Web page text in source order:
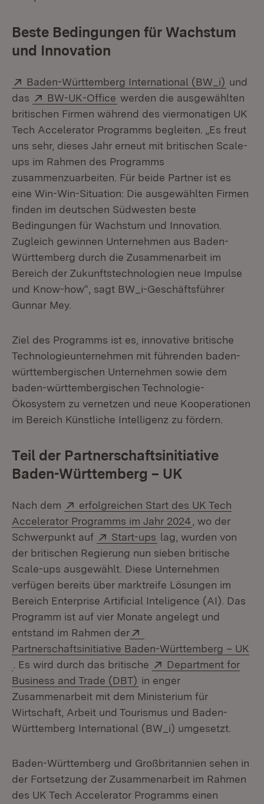
Beste Bedingungen für Wachstum
und Innovation
Extern:
Baden-Württemberg International (BW_i) und
das
Extern:
BW-UK-Office (Öffnet in neuem Fenster)
werden die ausgewählten
britischen Firmen während des viermonatigen UK
Tech Accelerator Programms begleiten. „Es freut
uns sehr, dieses Jahr erneut mit britischen Scale-
ups im Rahmen des Programms
zusammenzuarbeiten. Für beide Partner ist es
eine Win-Win-Situation: Die ausgewählten Firmen
finden im deutschen Südwesten beste
Bedingungen für Wachstum und Innovation.
Zugleich gewinnen Unternehmen aus Baden-
Württemberg durch die Zusammenarbeit im
Bereich der Zukunftstechnologien neue Impulse
und Know-how“, sagt BW_i-Geschäftsführer
Gunnar Mey.
Ziel des Programms ist es, innovative britische
Technologieunternehmen mit führenden baden-
württembergischen Unternehmen sowie dem
baden-württembergischen Technologie-
Ökosystem zu vernetzen und neue Kooperationen
im Bereich Künstliche Intelligenz zu fördern.
Teil der Partnerschaftsinitiative
Baden-Württemberg – UK
Nach dem Extern:
erfolgreichen Start des UK Tech
Accelerator Programms im Jahr 2024 (Öffnet in
, wo der
Schwerpunkt auf
Extern:
Start-ups (Öffnet in neuem
lag, wurden von
der britischen Regierung nun sieben britische
Scale-ups ausgewählt. Diese Unternehmen
verfügen bereits über marktreife Lösungen im
Bereich Enterprise Artificial Inteligence (AI). Das
Programm ist auf vier Monate angelegt und
entstand im Rahmen der
Partnerschaftsinitiative Baden-Württemberg – UK
(Öffnet in neuem Fenster)
. Es wird durch das britische Extern:
Department for
Business and Trade (DBT) (Öffnet in neuem Fenster)
in enger
Zusammenarbeit mit dem Ministerium für
Wirtschaft, Arbeit und Tourismus und Baden-
Württemberg International (BW_i) umgesetzt.
Baden-Württemberg und Großbritannien sehen in
der Fortsetzung der Zusammenarbeit im Rahmen
des UK Tech Accelerator Programms einen